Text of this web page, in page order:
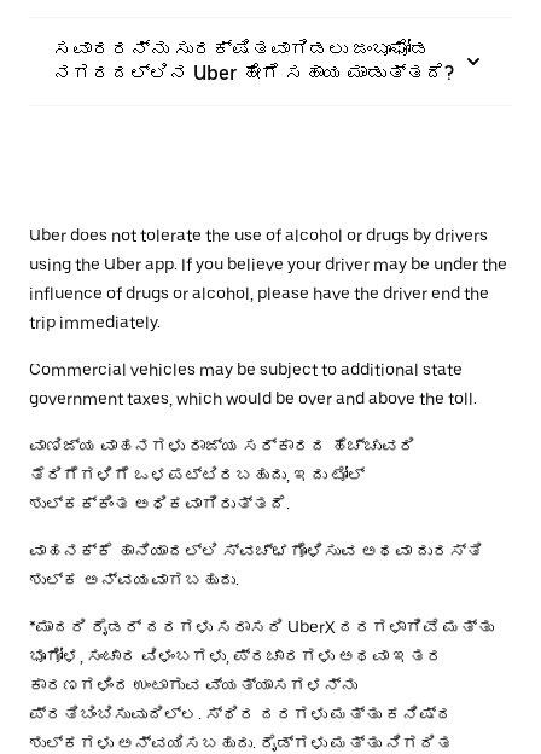
ಸವಾರರನ್ನು ಸುರಕ್ಷಿತವಾಗಿಡಲು ಜಂಬೂಘೋಡ
ನಗರದಲ್ಲಿನ Uber ಹೇಗೆ ಸಹಾಯ ಮಾಡುತ್ತದೆ?
Uber does not tolerate the use of alcohol or drugs by drivers
using the Uber app. If you believe your driver may be under the
influence of drugs or alcohol, please have the driver end the
trip immediately.
Commercial vehicles may be subject to additional state
government taxes, which would be over and above the toll.
ವಾಣಿಜ್ಯ ವಾಹನಗಳು ರಾಜ್ಯ ಸರ್ಕಾರದ ಹೆಚ್ಚುವರಿ
ತೆರಿಗೆಗಳಿಗೆ ಒಳಪಟ್ಟಿರಬಹುದು, ಇದು ಟೋಲ್
ಶುಲ್ಕಕ್ಕಿಂತ ಅಧಿಕವಾಗಿರುತ್ತದೆ.
ವಾಹನಕ್ಕೆ ಹಾನಿಯಾದಲ್ಲಿ ಸ್ವಚ್ಛಗೊಳಿಸುವ ಅಥವಾ ದುರಸ್ತಿ
ಶುಲ್ಕ ಅನ್ವಯವಾಗಬಹುದು.
*ಮಾದರಿ ರೈಡರ್ ದರಗಳು ಸರಾಸರಿ UberX ದರಗಳಾಗಿವೆ ಮತ್ತು
ಭೂಗೋಳ, ಸಂಚಾರ ವಿಳಂಬಗಳು, ಪ್ರಚಾರಗಳು ಅಥವಾ ಇತರ
ಕಾರಣಗಳಿಂದ ಉಂಟಾಗುವ ವ್ಯತ್ಯಾಸಗಳನ್ನು
ಪ್ರತಿಬಿಂಬಿಸುವುದಿಲ್ಲ. ಸ್ಥಿರ ದರಗಳು ಮತ್ತು ಕನಿಷ್ಠ
ಶುಲ್ಕಗಳು ಅನ್ವಯಿಸಬಹುದು. ರೈಡ್‌ಗಳು ಮತ್ತು ನಿಗದಿತ